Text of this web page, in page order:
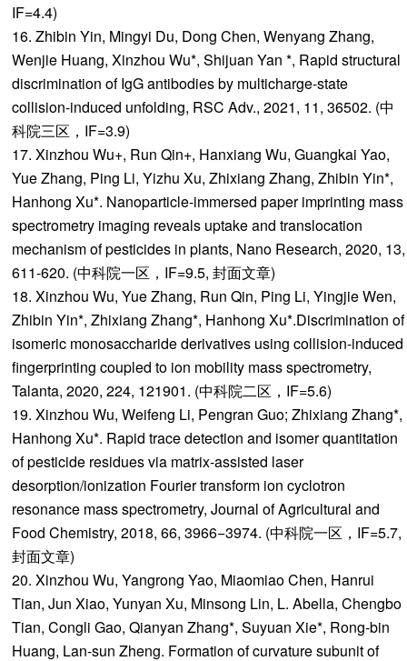
IF=4.4)
16. Zhibin Yin, Mingyi Du, Dong Chen, Wenyang Zhang,
Wenjie Huang, Xinzhou Wu*, Shijuan Yan *, Rapid structural
discrimination of IgG antibodies by multicharge-state
collision-induced unfolding, RSC Adv., 2021, 11, 36502. (中
科院三区，IF=3.9)
17. Xinzhou Wu+, Run Qin+, Hanxiang Wu, Guangkai Yao,
Yue Zhang, Ping Li, Yizhu Xu, Zhixiang Zhang, Zhibin Yin*,
Hanhong Xu*. Nanoparticle-immersed paper imprinting mass
spectrometry imaging reveals uptake and translocation
mechanism of pesticides in plants, Nano Research, 2020, 13,
611-620. (中科院一区，IF=9.5, 封面文章)
18. Xinzhou Wu, Yue Zhang, Run Qin, Ping Li, Yingjie Wen,
Zhibin Yin*, Zhixiang Zhang*, Hanhong Xu*.Discrimination of
isomeric monosaccharide derivatives using collision-induced
fingerprinting coupled to ion mobility mass spectrometry,
Talanta, 2020, 224, 121901. (中科院二区，IF=5.6)
19. Xinzhou Wu, Weifeng Li, Pengran Guo; Zhixiang Zhang*,
Hanhong Xu*. Rapid trace detection and isomer quantitation
of pesticide residues via matrix-assisted laser
desorption/ionization Fourier transform ion cyclotron
resonance mass spectrometry, Journal of Agricultural and
Food Chemistry, 2018, 66, 3966−3974. (中科院一区，IF=5.7,
封面文章)
20. Xinzhou Wu, Yangrong Yao, Miaomiao Chen, Hanrui
Tian, Jun Xiao, Yunyan Xu, Minsong Lin, L. Abella, Chengbo
Tian, Congli Gao, Qianyan Zhang*, Suyuan Xie*, Rong-bin
Huang, Lan-sun Zheng. Formation of curvature subunit of